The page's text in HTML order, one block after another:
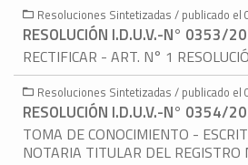
Resoluciones Sintetizadas / publicado el
RESOLUCIÓN I.D.U.V.-N° 0353/
RECTIFICAR - ART. N° 1
Resoluciones Sintetizadas / publicado el
RESOLUCIÓN I.D.U.V.-N° 0354/
TOMA DE CONOCIMIENTO -
NOTARIA TITULAR DEL REGISTRO